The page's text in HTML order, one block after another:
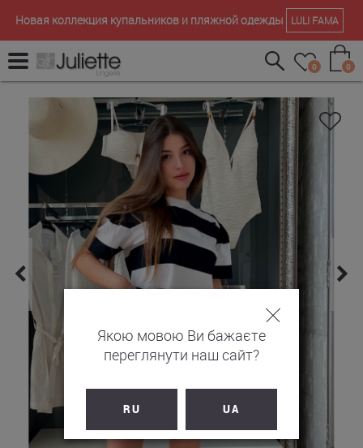
Новая коллекция купальников и пляжной одежды LULI FAMA
0 0
Якою мовою Ви бажаєте
переглянути наш сайт?
RU UA